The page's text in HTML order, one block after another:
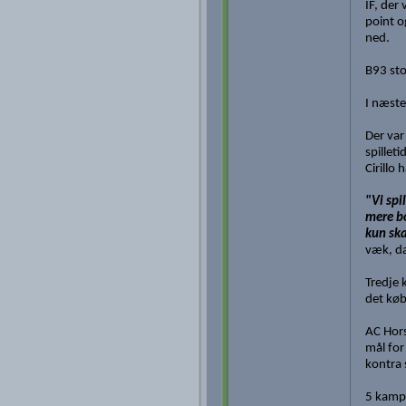
IF,
point
ned.
B93
I
Der
Cirillo
"Vi
mere
kun
væk,
Tredje
det
AC
mål
kontra
5